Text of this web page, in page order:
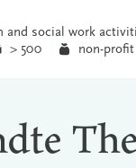
and social work
> 500 non-profit